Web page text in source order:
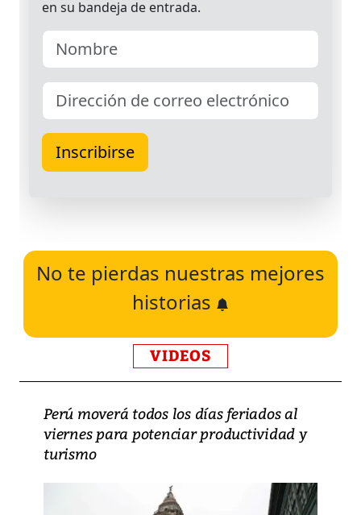
No te pierdas nuestras mejores
historias
VIDEOS
Perú moverá todos los días feriados al
viernes para potenciar productividad y
turismo